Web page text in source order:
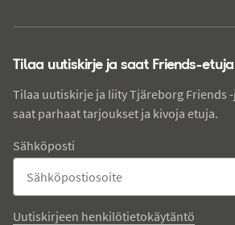
Tilaa uutiskirje ja saat Friends-etuja
Tilaa uutiskirje ja liity Tjäreborg Friends
saat parhaat tarjoukset ja kivoja etuja.
Sähköposti
Uutiskirjeen henkilötietokäytäntö